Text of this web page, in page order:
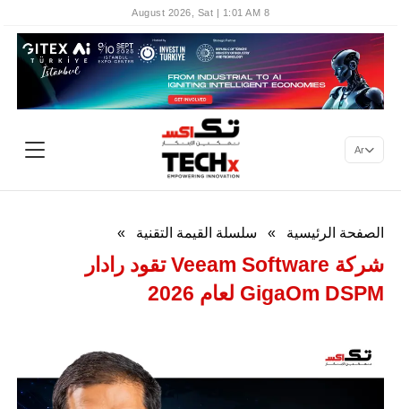
8 August 2026, Sat | 1:01 AM
Ar
الصفحة الرئيسية » سلسلة القيمة التقنية »
شركة Veeam Software تقود رادار
GigaOm DSPM لعام 2026